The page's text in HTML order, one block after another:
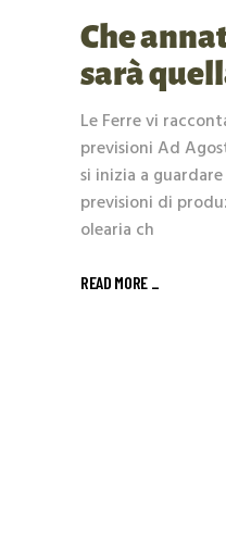
Che
sarà
Le Ferre vi
previsioni Ad
si inizia a
previsioni di
olearia ch
READ MORE _